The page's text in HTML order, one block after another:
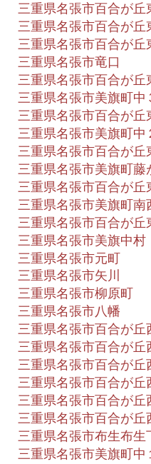
三重県名張市百合が丘
三重県名張市百合が丘
三重県名張市百合が丘
三重県名張市竜口
三重県名張市百合が丘
三重県名張市美旗町中
三重県名張市百合が丘
三重県名張市美旗町中
三重県名張市百合が丘
三重県名張市美旗町藤
三重県名張市百合が丘
三重県名張市美旗町南
三重県名張市百合が丘
三重県名張市美旗中村
三重県名張市元町
三重県名張市矢川
三重県名張市柳原町
三重県名張市八幡
三重県名張市百合が丘
三重県名張市百合が丘
三重県名張市百合が丘
三重県名張市百合が丘
三重県名張市百合が丘
三重県名張市百合が丘
三重県名張市布生布生
三重県名張市美旗町中